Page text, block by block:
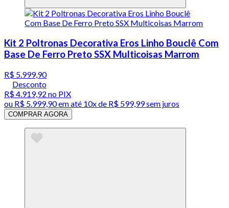
Kit 2 Poltronas Decorativa Eros Linho Bouclê Com
Base De Ferro Preto SSX Multicoisas Marrom
R$ 5.999,90
Desconto
R$ 4.919,92 no PIX
ou R$ 5.999,90em até 10x de R$ 599,99 sem juros
COMPRAR AGORA